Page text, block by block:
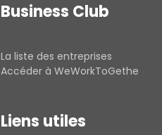
Business Club
La liste des entreprises
Accéder à WeWorkToGethe
Liens utiles